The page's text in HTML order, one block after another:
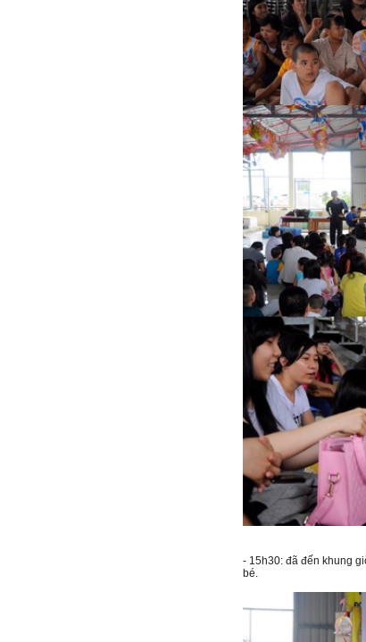
- 15h30: đã đến khung
bé.